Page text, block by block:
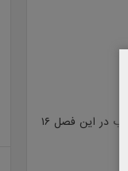
: اگر چه در زمستان تا درجه حرارت ۱۰ درجه سانتی گرادی را تحمل میکند،ولی درجه حرارت مطلوب در این فصل ۱۶